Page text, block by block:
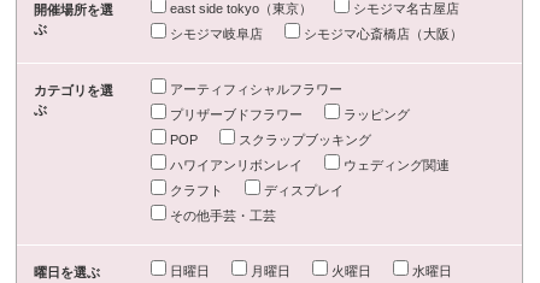
開催場所を選
ぶ
east side tokyo（東京）
シモジマ名古屋店
シモジマ岐阜店
シモジマ心斎橋店（大阪）
カテゴリを選
ぶ
アーティフィシャルフラワー
プリザーブドフラワー
ラッピング
POP
スクラップブッキング
ハワイアンリボンレイ
ウェディング関連
クラフト
ディスプレイ
その他手芸・工芸
曜日を選ぶ 日曜日 月曜日 火曜日
水曜日